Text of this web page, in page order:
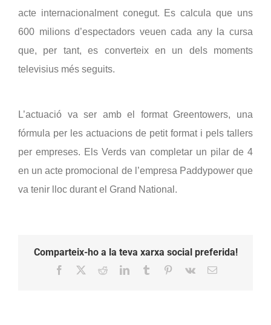
acte internacionalment conegut. Es calcula que uns
600 milions d’espectadors veuen cada any la cursa
que, per tant, es converteix en un dels moments
televisius més seguits.
L’actuació va ser amb el format Greentowers, una
fórmula per les actuacions de petit format i pels tallers
per empreses. Els Verds van completar un pilar de 4
en un acte promocional de l’empresa Paddypower que
va tenir lloc durant el Grand National.
Comparteix-ho a la teva xarxa social preferida!
Facebook RedditLinkedInTumblr Pinterest
Vk Email: